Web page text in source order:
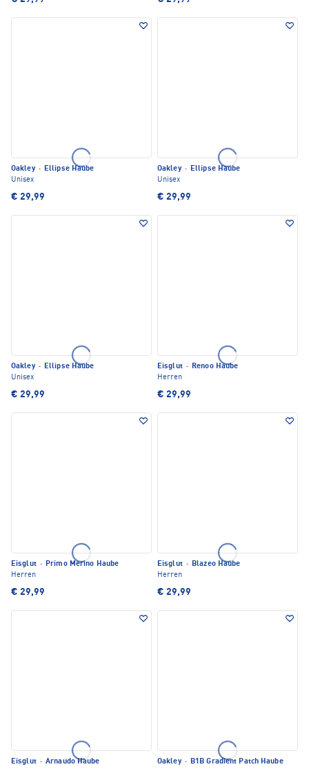
Oakley · Ellipse Haube
Unisex
€ 29,99
Oakley · Ellipse Haube
Unisex
€ 29,99
Oakley · Ellipse Haube
Unisex
€ 29,99
Eisglut · Renoo Haube
Herren
€ 29,99
Eisglut · Primo Merino Haube
Herren
€ 29,99
Eisglut · Blazeo Haube
Herren
€ 29,99
Eisglut · Arnaudo Haube Oakley · B1B Gradient Patch Haube